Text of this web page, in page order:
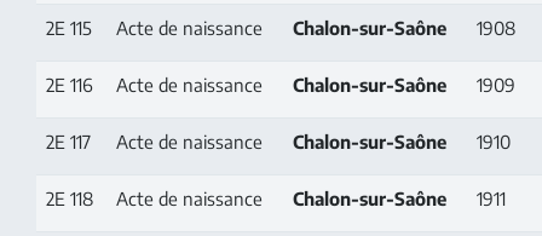
2E 115 Acte de naissance Chalon-sur-Saône 1908
2E 116 Acte de naissance Chalon-sur-Saône 1909
2E 117 Acte de naissance Chalon-sur-Saône 1910
2E 118 Acte de naissance Chalon-sur-Saône 1911